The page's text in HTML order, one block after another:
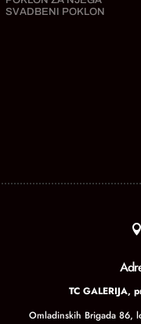
SVADBENI POKLON

TC GALERIJA,
Omladinskih Brigada 86,